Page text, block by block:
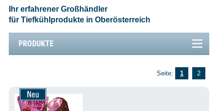
Ihr erfahrener Großhändler
für Tiefkühlprodukte in Oberösterreich
PRODUKTE
Seite: 1 2